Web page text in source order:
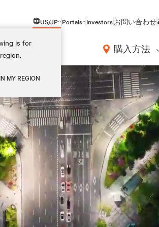
US/JP
is for
region.
MY REGION
Portals Investorsお問い合わせ
購入方法